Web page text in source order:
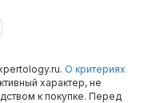
О критериях
характер, не
к покупке. Перед